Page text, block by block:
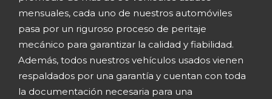
mensuales, cada uno de nuestros automóviles
pasa por un riguroso proceso de peritaje
mecánico para garantizar la calidad y fiabilidad.
Además, todos nuestros vehículos usados vienen
respaldados por una garantía y cuentan con toda
la documentación necesaria para una